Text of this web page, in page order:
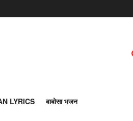
LYRICS बाबोसा भजन